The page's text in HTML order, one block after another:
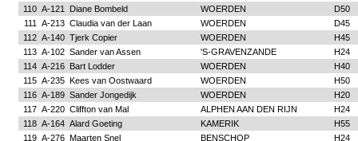
110 A-121 Diane Bombeld WOERDEN
D50
111
A-213 Claudia van der Laan WOERDEN
D45
112 A-140 Tjerk Copier WOERDEN
H45
113 A-102 Sander van Assen 'S-GRAVENZANDE
H24
114 A-216 Bart Lodder WOERDEN
H40
115 A-235 Kees van Oostwaard WOERDEN
H50
116 A-189 Sander Jongedijk WOERDEN
H20
117 A-220 Cliffton van Mal ALPHEN AAN DEN RIJN
H24
118 A-164 Alard Goeting KAMERIK
H55
119 A-276 Maarten Snel BENSCHOP H24